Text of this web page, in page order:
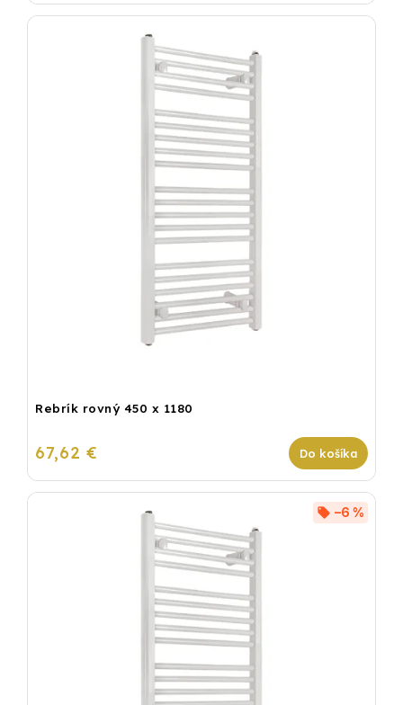
Rebrík rovný 450 x 1180
67,62 € Do košíka
–6 %